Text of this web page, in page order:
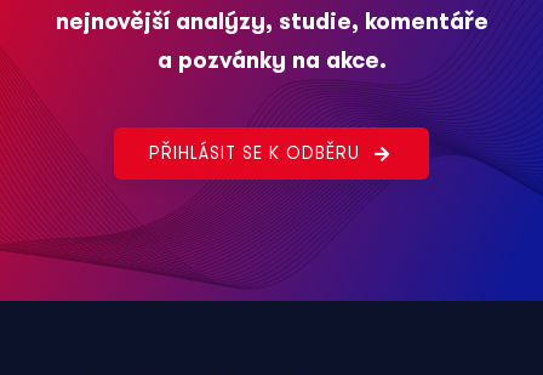
nejnovější analýzy, studie, komentáře
a pozvánky na akce.
PŘIHLÁSIT SE K ODBĚRU